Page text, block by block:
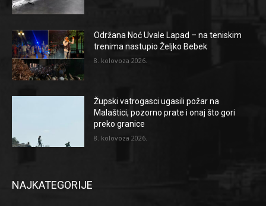
Održana Noć Uvale Lapad – na teniskim
trenima nastupio Željko Bebek
8. kolovoza 2026.
Župski vatrogasci ugasili požar na
Malaštici, pozorno prate i onaj što gori
preko granice
8. kolovoza 2026.
NAJKATEGORIJE